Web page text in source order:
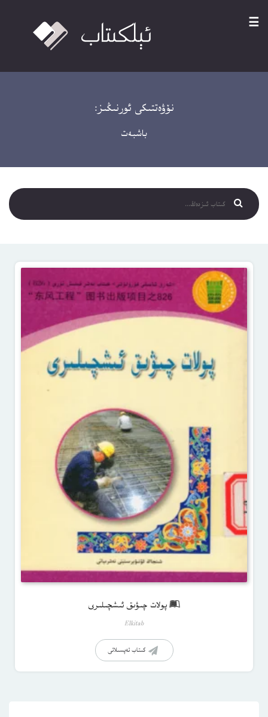
☰
نۆۋەتتىكى ئورنىڭىز:
باشبەت
پولات چىۋىق ئىشچىلىرى
Elkitab
كىتاب تەپسىلاتى